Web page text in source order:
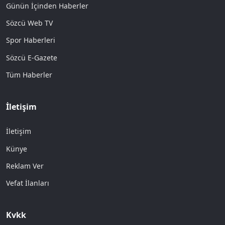
Günün İçinden Haberler
Sözcü Web TV
Spor Haberleri
Sözcü E-Gazete
Tüm Haberler
İletişim
İletişim
Künye
Reklam Ver
Vefat İlanları
Kvkk